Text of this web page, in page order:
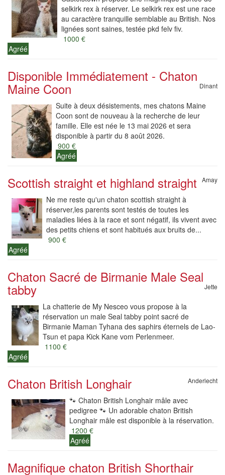
selkirk rex à réserver. Le selkirk rex est une race
au caractère tranquille semblable au British. Nos
lignées sont saines, testée pkd felv fiv.
1000 €
Agréé
Disponible Immédiatement - Chaton
Maine Coon Dinant
Suite à deux désistements, mes chatons Maine
Coon sont de nouveau à la recherche de leur
famille. Elle est née le 13 mai 2026 et sera
disponible à partir du 8 août 2026.
900 €
Agréé
Scottish straight et highland straight Amay
Ne me reste qu'un chaton scottish straight à
réserver,les parents sont testés de toutes les
maladies liées à la race et sont négatif, ils vivent avec
des petits chiens et sont habitués aux bruits de...
900 €
Agréé
Chaton Sacré de Birmanie Male Seal
tabby Jette
La chatterie de My Nesceo vous propose à la
réservation un male Seal tabby point sacré de
Birmanie Maman Tyhana des saphirs éternels de Lao-
Tsun et papa Kick Kane vom Perlenmeer.
1100 €
Agréé
Chaton British Longhair Anderlecht
🐾 Chaton British Longhair mâle avec
pedigree 🐾 Un adorable chaton British
Longhair mâle est disponible à la réservation.
1200 €
Agréé
Magnifique chaton British Shorthair